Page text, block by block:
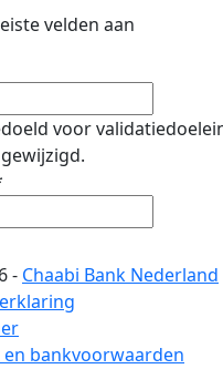
velden aan
voor
- Chaabi Bank Nederland
en bankvoorwaarden